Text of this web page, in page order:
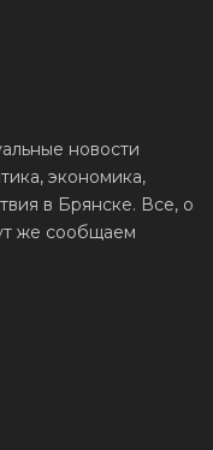
новости
экономика,
в Брянске. Все, о
же сообщаем